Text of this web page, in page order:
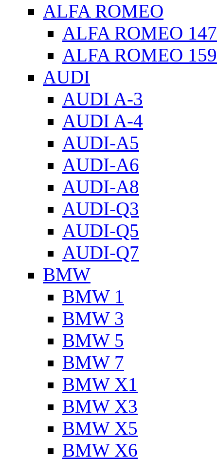
ALFA ROMEO
ALFA ROMEO 147
ALFA ROMEO 159
AUDI
AUDI A-3
AUDI A-4
AUDI-A5
AUDI-A6
AUDI-A8
AUDI-Q3
AUDI-Q5
AUDI-Q7
BMW
BMW 1
BMW 3
BMW 5
BMW 7
BMW X1
BMW X3
BMW X5
BMW X6